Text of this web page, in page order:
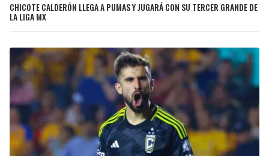
CHICOTE CALDERÓN LLEGA A PUMAS Y JUGARÁ CON SU TERCER GRANDE DE
LA LIGA MX